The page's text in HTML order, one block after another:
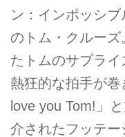
ン：インポッシブ
のトム・クルー
たトムのサプラ
熱狂的な拍手が
love you Tom!」
介されたフッテ